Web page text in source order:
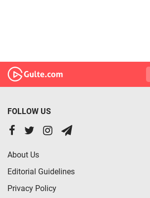
FOLLOW US
About Us
Editorial Guidelines
Privacy Policy